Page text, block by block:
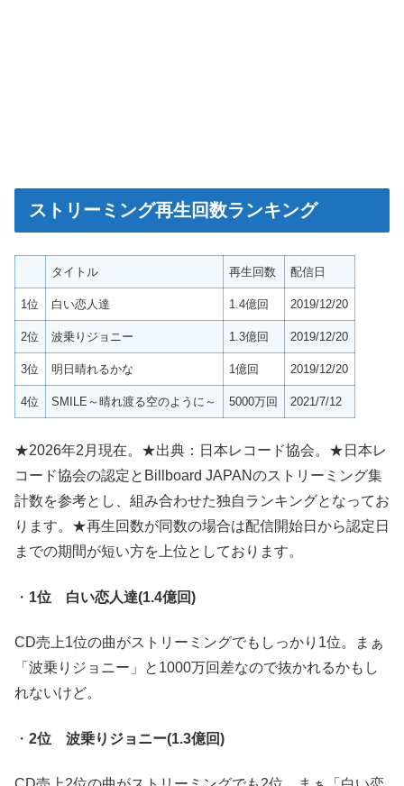
ストリーミング再生回数ランキング
タイトル 再生回数 配信日
1位 白い恋人達 1.4億回 2019/12/20
2位 波乗りジョニー 1.3億回 2019/12/20
3位 明日晴れるかな 1億回 2019/12/20
4位 SMILE～晴れ渡る空のように～ 5000万回 2021/7/12
★2026年2月現在。★出典：日本レコード協会。★日本レ
コード協会の認定とBillboard JAPANのストリーミング集
計数を参考とし、組み合わせた独自ランキングとなってお
ります。★再生回数が同数の場合は配信開始日から認定日
までの期間が短い方を上位としております。
・ 1位 白い恋人達(1.4億回)
CD売上1位の曲がストリーミングでもしっかり1位。まぁ
「波乗りジョニー」と1000万回差なので抜かれるかもし
れないけど。
・ 2位 波乗りジョニー(1.3億回)